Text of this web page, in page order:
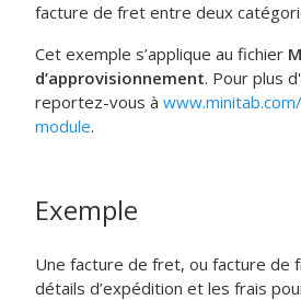
facture de fret entre deux
Cet exemple s’applique au fichier
d’approvisionnement. Pour plus
reportez-vous à
module.
Exemple
Une facture de fret, ou facture de
détails d’expédition et les frais